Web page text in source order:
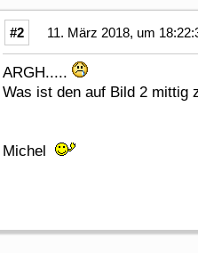
#2 11. März 2018, um
ARGH.....
Was ist den auf Bild 2 mittig
Michel